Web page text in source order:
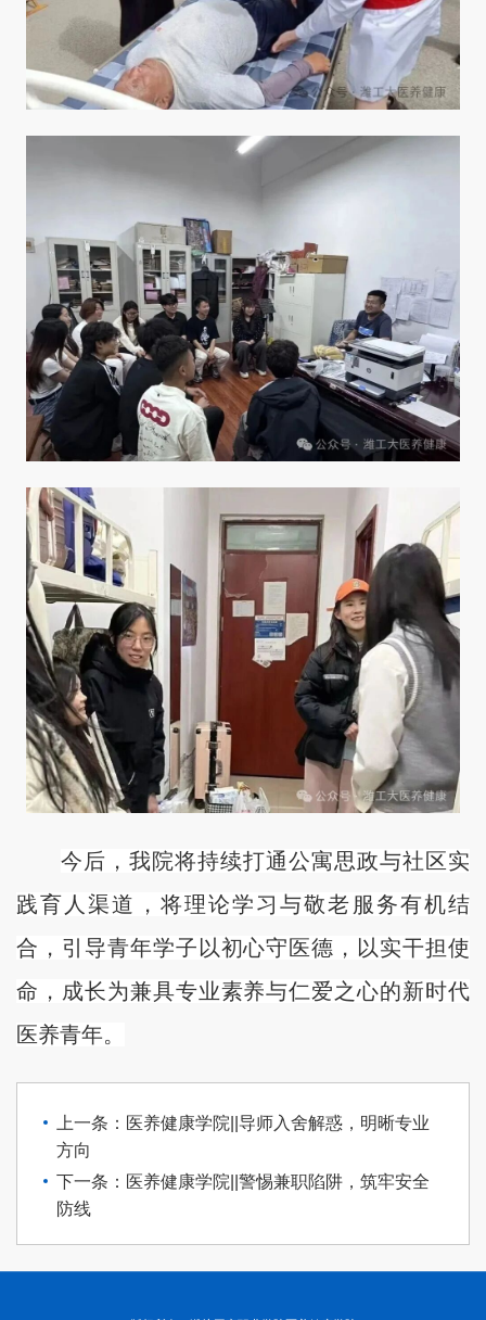
今后，我院将持续打通公寓思政与社区实
践育人渠道，将理论学习与敬老服务有机结
合，引导青年学子以初心守医德，以实干担使
命，成长为兼具专业素养与仁爱之心的新时代
医养青年。
上一条：医养健康学院||导师入舍解惑，明晰专业
方向
下一条：医养健康学院||警惕兼职陷阱，筑牢安全
防线